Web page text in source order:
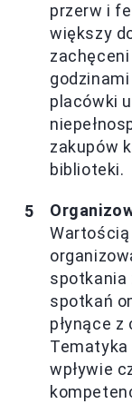
przerw i
większy
placówki
zakupów
biblioteki.
Wartością
spotkania
spotkań
płynące
wpływie